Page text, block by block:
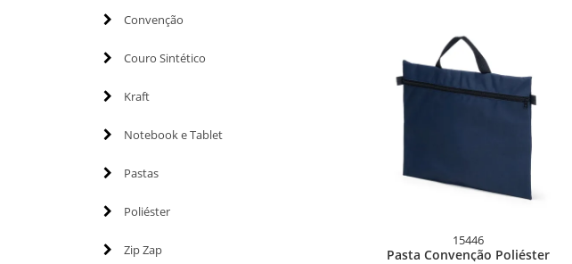
Convenção
Couro Sintético
Kraft
Notebook e Tablet
Pastas
Poliéster
Zip Zap
15446
Pasta Convenção Poliéster